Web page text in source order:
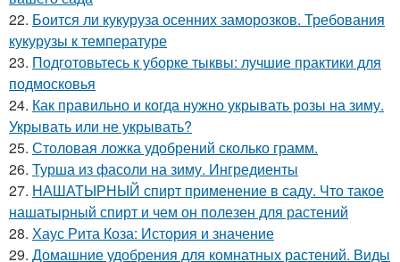
22. Боится ли кукуруза осенних заморозков. Требования
кукурузы к температуре
23. Подготовьтесь к уборке тыквы: лучшие практики для
подмосковья
24. Как правильно и когда нужно укрывать розы на зиму.
Укрывать или не укрывать?
25. Столовая ложка удобрений сколько грамм.
26. Турша из фасоли на зиму. Ингредиенты
27. НАШАТЫРНЫЙ спирт применение в саду. Что такое
нашатырный спирт и чем он полезен для растений
28. Хаус Рита Коза: История и значение
29. Домашние удобрения для комнатных растений. Виды